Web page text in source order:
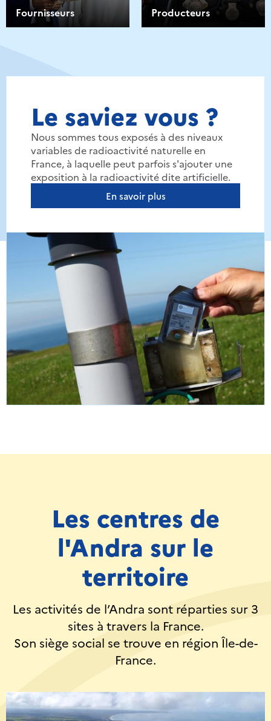
Fournisseurs Producteurs
Le saviez vous ?
Nous sommes tous exposés à des niveaux
variables de radioactivité naturelle en
France, à laquelle peut parfois s'ajouter une
exposition à la radioactivité dite artificielle.
En savoir plus
Les centres de
l'Andra sur le
territoire
Les activités de l’Andra sont réparties sur 3
sites à travers la France.
Son siège social se trouve en région Île-de-
France.